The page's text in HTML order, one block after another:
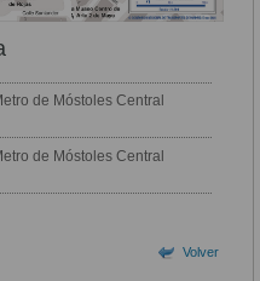
de Móstoles Central
de Móstoles Central
Volver